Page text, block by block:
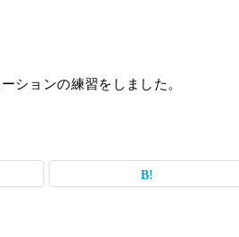
ションの練習をしました。